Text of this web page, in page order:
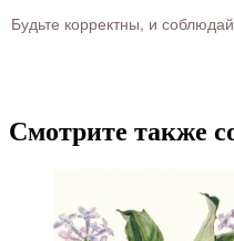
Будьте корректны, и
Смотрите также